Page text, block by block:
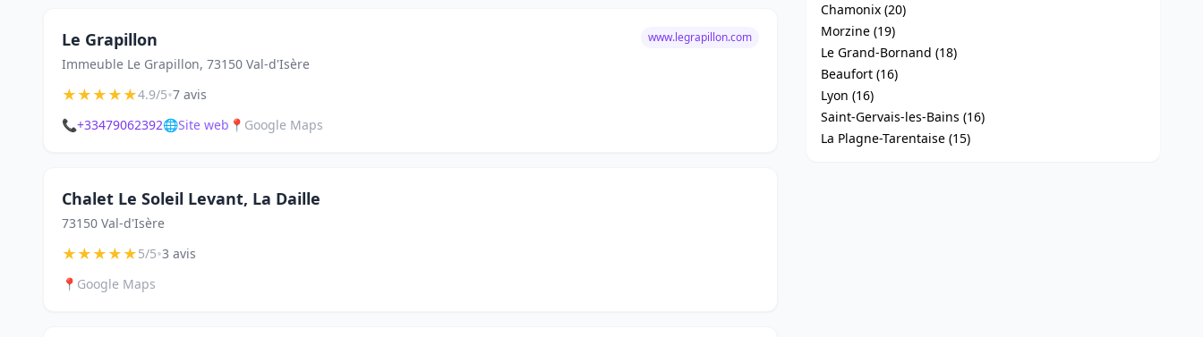
Le Grapillon
Immeuble Le Grapillon, 73150 Val-d'Isère
www.legrapillon.com
★★★★★4.9/5•7 avis
📞+33479062392🌐Site web 📍 Google Maps
Chalet Le Soleil Levant, La Daille
73150 Val-d'Isère
★★★★★5/5•3 avis
📍 Google Maps
Chamonix (20)
Morzine (19)
Le Grand-Bornand (18)
Beaufort (16)
Lyon (16)
Saint-Gervais-les-Bains (16)
La Plagne-Tarentaise (15)